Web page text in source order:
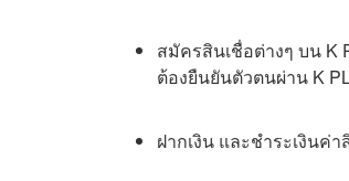
สมัครสินเชื่อต่างๆ บน K
ต้องยืนยันตัวตนผ่าน K
ฝากเงิน และชำระเงินค่